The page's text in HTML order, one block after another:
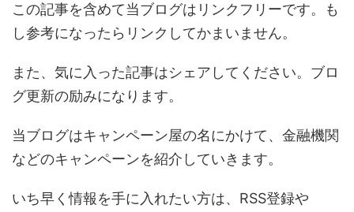
この記事を含めて当ブログはリンクフリーです。も
し参考になったらリンクしてかまいません。
また、気に入った記事はシェアしてください。ブロ
グ更新の励みになります。
当ブログはキャンペーン屋の名にかけて、金融機関
などのキャンペーンを紹介していきます。
いち早く情報を手に入れたい方は、RSS登録や